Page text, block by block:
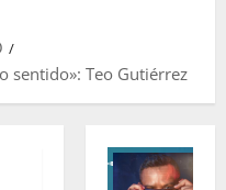
sentido»: Teo Gutiérrez